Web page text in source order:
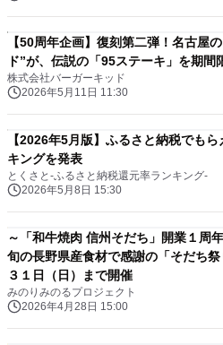
【50周年企画】復刻第二弾！名古屋
ド”が、伝説の「95ステーキ」を期間
株式会社バーガーキッド
2026年5月11日 11:30
【2026年5月版】ふるさと納税でも
キングを発表
とくさと-ふるさと納税還元率ランキング-
2026年5月8日 15:30
～「和牛焼肉 信州そだち」開業１周
旬の長野県産食材で感謝の「そだち
３１日（日）まで開催
みのりみのるプロジェクト
2026年4月28日 15:00